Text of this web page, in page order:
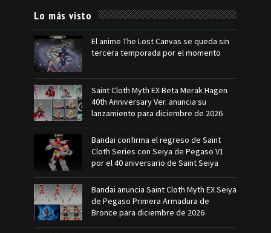
Lo más visto
El anime The Lost Canvas se queda sin
tercera temporada por el momento
Saint Cloth Myth EX Beta Merak Hagen
40th Anniversary Ver. anuncia su
lanzamiento para diciembre de 2026
Bandai confirma el regreso de Saint
Cloth Series con Seiya de Pegaso V1
por el 40 aniversario de Saint Seiya
Bandai anuncia Saint Cloth Myth EX Seiya
de Pegaso Primera Armadura de
Bronce para diciembre de 2026